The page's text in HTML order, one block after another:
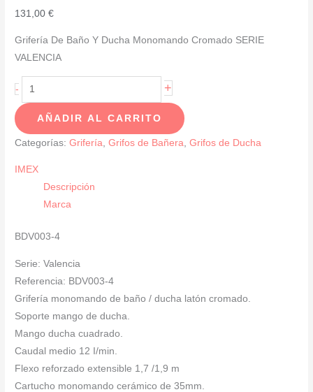
131,00€
Grifería De Baño Y Ducha Monomando Cromado SERIE
VALENCIA
-
Griferia
De
Baño
Y
Monomando
Cromado
SERIE
cantidad
+
AÑADIR AL CARRITO
Categorías:Grifería ,Grifos de Bañera ,Grifos de Ducha
IMEX
Descripción
Marca
BDV003-4
Serie: Valencia
Referencia: BDV003-4
Grifería monomando de baño / ducha latón cromado.
Soporte mango de ducha.
Mango ducha cuadrado.
Caudal medio 12 I/min.
Flexo reforzado extensible 1,7 /1,9 m
Cartucho monomando cerámico de 35mm.